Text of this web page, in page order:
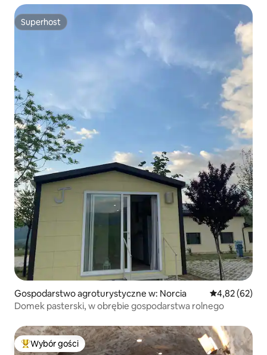
Superhost
Superhost
Gospodarstwo agroturystyczne w: Norcia Średnia
4,82 (62)
Domek pasterski, w obrębie gospodarstwa rolnego
Najpopularniejsze z kategorii Wybór gości
Wybór gości